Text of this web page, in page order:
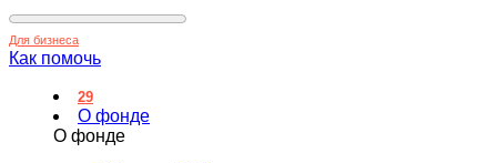
Для бизнеса
Как помочь
29
О фонде
О фонде